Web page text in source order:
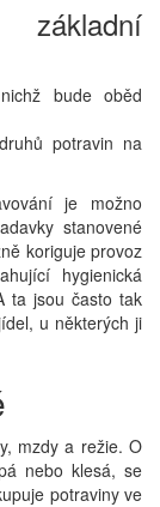
základní
bude oběd
potravin na
je možno
stanovené
koriguje provoz
hygienická
ta jsou často tak
u některých ji
mzdy a režie. O
nebo klesá, se
potraviny ve